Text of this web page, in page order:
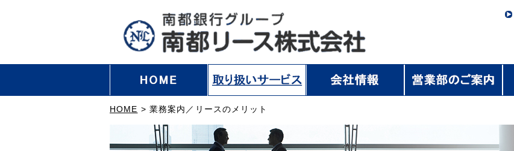
HOME > 業務案内／リースのメリット